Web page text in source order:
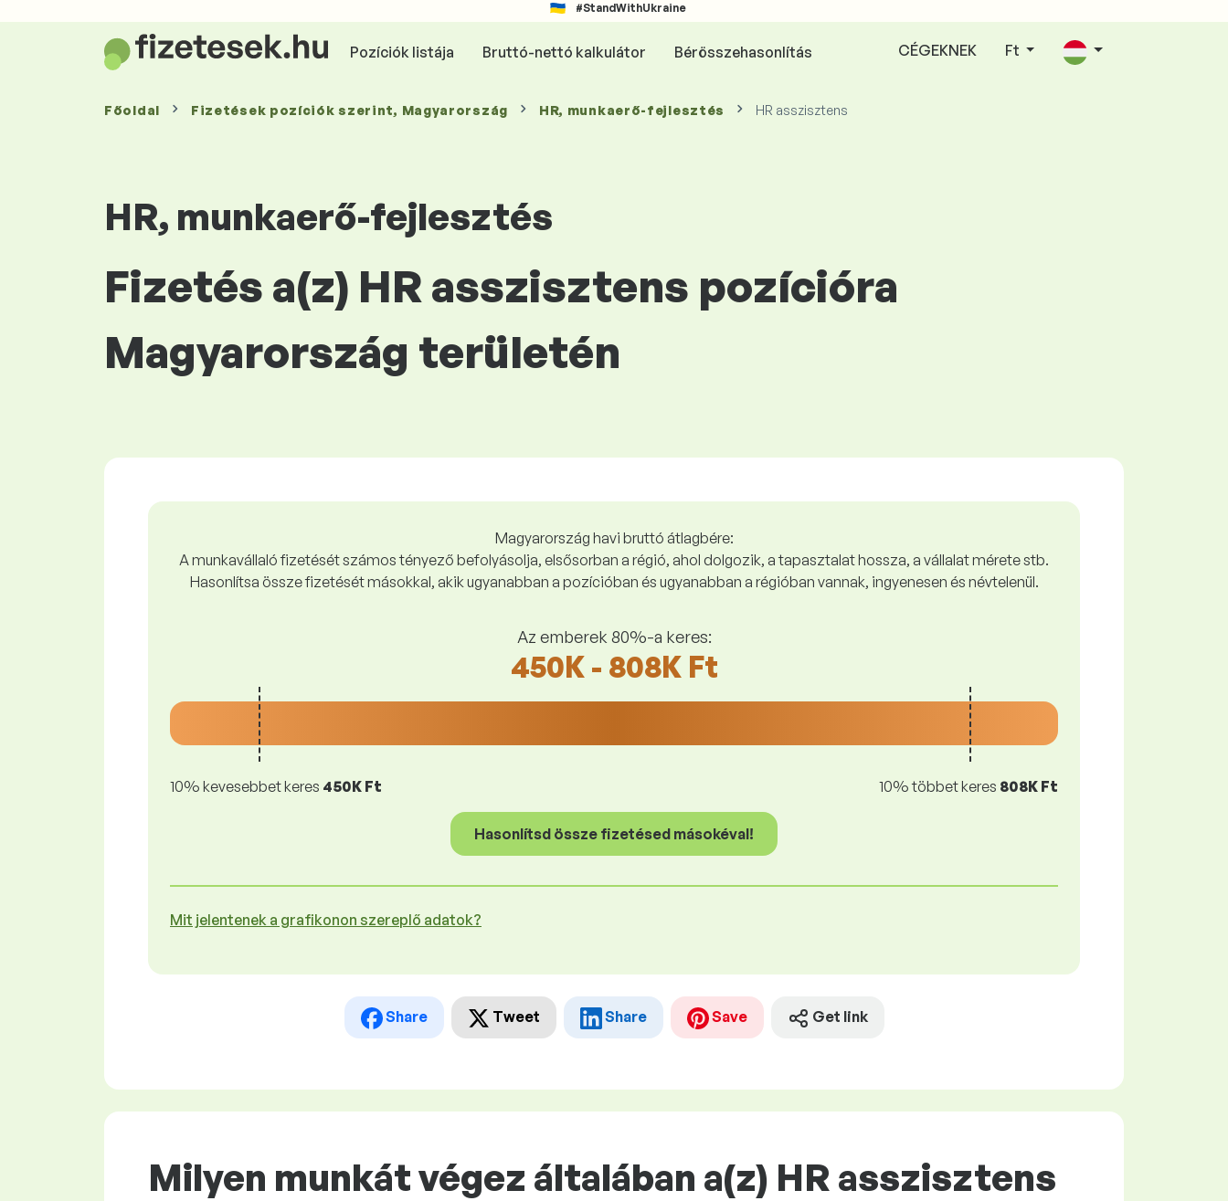
#StandWithUkraine
Pozíciók listája Bruttó-nettó kalkulátor Bérösszehasonlítás CÉGEKNEK Ft
Főoldal Fizetések pozíciók szerint, Magyarország HR, munkaerő-fejlesztés HR asszisztens
HR, munkaerő-fejlesztés
Fizetés a(z) HR asszisztens pozícióra
Magyarország területén
Magyarország havi bruttó átlagbére:
A munkavállaló fizetését számos tényező befolyásolja, elsősorban a régió, ahol dolgozik, a tapasztalat hossza, a vállalat mérete stb.
Hasonlítsa össze fizetését másokkal, akik ugyanabban a pozícióban és ugyanabban a régióban vannak, ingyenesen és névtelenül.
Az emberek 80%-a keres:
450K - 808K Ft
10% kevesebbet keres 450K Ft 10% többet keres 808K Ft
Hasonlítsd össze fizetésed másokéval!
Mit jelentenek a grafikonon szereplő adatok?
Share Tweet Share Save Get link
Milyen munkát végez általában a(z) HR asszisztens